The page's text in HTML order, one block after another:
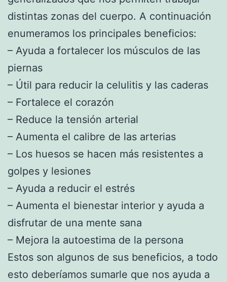
distintas zonas del cuerpo. A continuación
enumeramos los principales beneficios:
– Ayuda a fortalecer los músculos de las
piernas
– Útil para reducir la celulitis y las caderas
– Fortalece el corazón
– Reduce la tensión arterial
– Aumenta el calibre de las arterias
– Los huesos se hacen más resistentes a
golpes y lesiones
– Ayuda a reducir el estrés
– Aumenta el bienestar interior y ayuda a
disfrutar de una mente sana
– Mejora la autoestima de la persona
Estos son algunos de sus beneficios, a todo
esto deberíamos sumarle que nos ayuda a